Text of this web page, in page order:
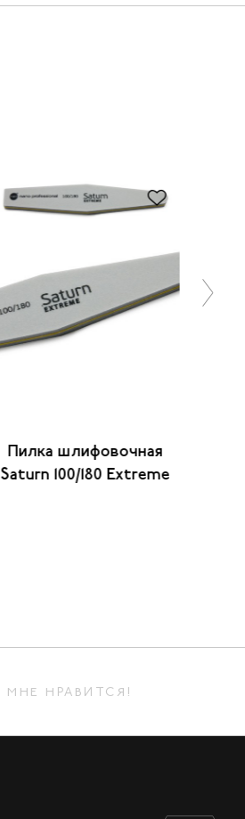
Пилка шлифовочная
Saturn 100/180 Extreme
МНЕ НРАВИТСЯ!